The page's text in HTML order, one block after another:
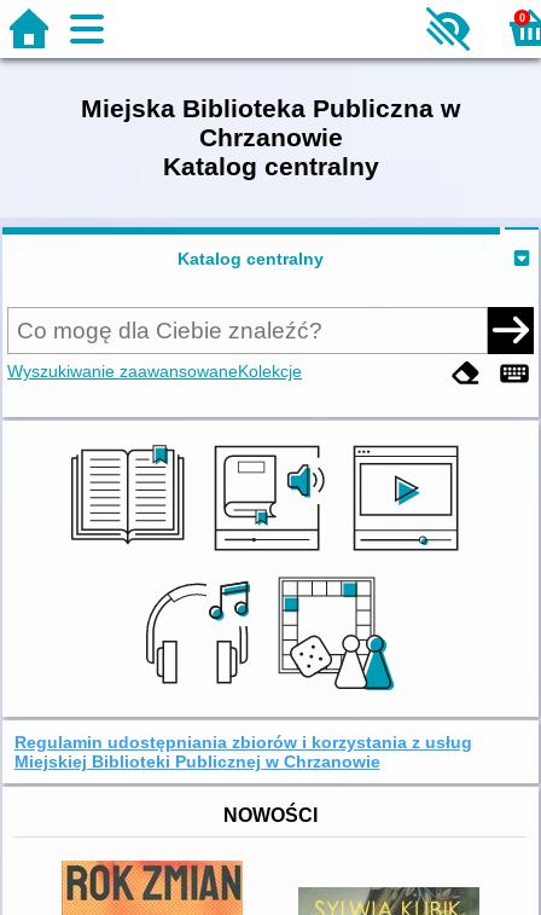
0
Miejska Biblioteka Publiczna w
Chrzanowie
Katalog centralny
Katalog centralny
Wyszukiwanie zaawansowaneKolekcje
Regulamin udostępniania zbiorów i korzystania z usług
Miejskiej Biblioteki Publicznej w Chrzanowie
NOWOŚCI